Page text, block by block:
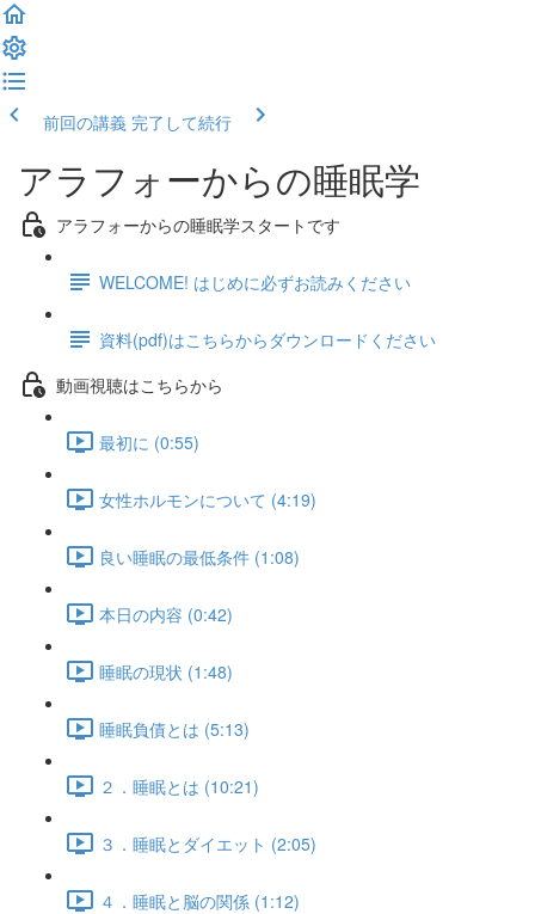
前回の講義 完了して続行
アラフォーからの睡眠学
アラフォーからの睡眠学スタートです
WELCOME! はじめに必ずお読みください
資料(pdf)はこちらからダウンロードください
動画視聴はこちらから
最初に (0:55)
女性ホルモンについて (4:19)
良い睡眠の最低条件 (1:08)
本日の内容 (0:42)
睡眠の現状 (1:48)
睡眠負債とは (5:13)
２．睡眠とは (10:21)
３．睡眠とダイエット (2:05)
４．睡眠と脳の関係 (1:12)